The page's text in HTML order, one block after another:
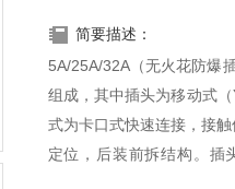
简要描述：
5A/25A/32A（无火花防爆
组成，其中插头为移动式
式为卡口式快速连接，接
定位，后装前拆结构。插